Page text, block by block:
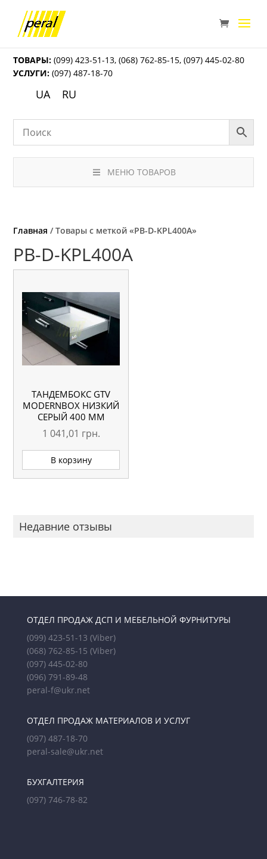
ТОВАРЫ: (099) 423-51-13,(068) 762-85-15,(097) 445-02-80
УСЛУГИ: (097) 487-18-70
UA RU
МЕНЮ ТОВАРОВ
Главная / Товары с меткой «PB-D-KPL400A»
PB-D-KPL400A
ТАНДЕМБОКС GTV
MODERNBOX НИЗКИЙ
СЕРЫЙ 400 ММ
1 041,01 грн.
В корзину
Недавние отзывы
ОТДЕЛ ПРОДАЖ ДСП И МЕБЕЛЬНОЙ ФУРНИТУРЫ
(099) 423-51-13 (Viber)
(068) 762-85-15 (Viber)
(097) 445-02-80
(096) 791-89-48
peral-f@ukr.net
ОТДЕЛ ПРОДАЖ МАТЕРИАЛОВ И УСЛУГ
(097) 487-18-70
peral-sale@ukr.net
БУХГАЛТЕРИЯ
(097) 746-78-82